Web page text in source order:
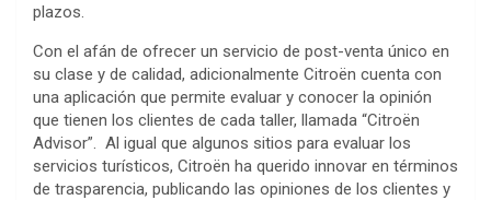
plazos.
Con el afán de ofrecer un servicio de post-venta único en
su clase y de calidad, adicionalmente Citroën cuenta con
una aplicación que permite evaluar y conocer la opinión
que tienen los clientes de cada taller, llamada “Citroën
Advisor”. Al igual que algunos sitios para evaluar los
servicios turísticos, Citroën ha querido innovar en términos
de trasparencia, publicando las opiniones de los clientes y